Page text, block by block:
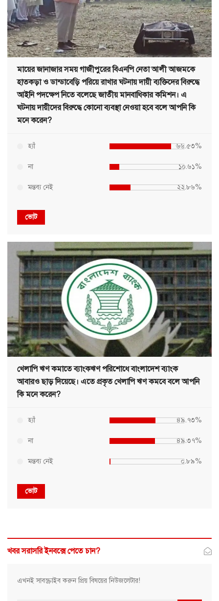
মায়ের জানাজার সময় গাজীপুরের বিএনপি নেতা আলী আজমকে
হাতকড়া ও ডান্ডাবেড়ি পরিয়ে রাখার ঘটনায় দায়ী ব্যক্তিদের বিরুদ্ধে
আইনি পদক্ষেপ নিতে বলেছে জাতীয় মানবাধিকার কমিশন। এ
ঘটনায় দায়ীদের বিরুদ্ধে কোনো ব্যবস্থা নেওয়া হবে বলে আপনি কি
মনে করেন?
হ্যাঁ ৬৬.৫৩%
না ১০.৬১%
মন্তব্য নেই ২২.৮৬%
ভোট
খেলাপি ঋণ কমাতে ব্যাংকঋণ পরিশোধে বাংলাদেশ ব্যাংক
আবারও ছাড় দিয়েছে। এতে প্রকৃত খেলাপি ঋণ কমবে বলে আপনি
কি মনে করেন?
হ্যাঁ ৪৯.৭৩%
না ৪৯.৩৭%
মন্তব্য নেই ০.৮৯%
ভোট
খবর সরাসরি ইনবক্সে পেতে চান?
এখনই সাবস্ক্রাইব করুন প্রিয় বিষয়ের নিউজলেটার!